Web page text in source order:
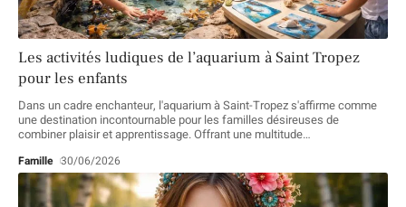
Les activités ludiques de l’aquarium à Saint Tropez
pour les enfants
Dans un cadre enchanteur, l'aquarium à Saint-Tropez s'affirme comme
une destination incontournable pour les familles désireuses de
combiner plaisir et apprentissage. Offrant une multitude…
Famille 30/06/2026